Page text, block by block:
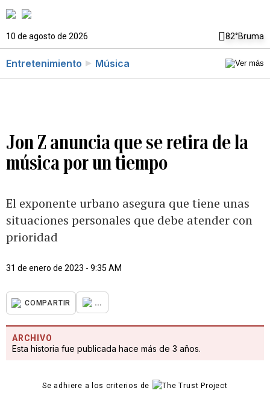
10 de agosto de 2026 82°Bruma
Entretenimiento Música
Jon Z anuncia que se retira de la
música por un tiempo
El exponente urbano asegura que tiene unas
situaciones personales que debe atender con
prioridad
31 de enero de 2023 - 9:35 AM
COMPARTIR ...
ARCHIVO
Esta historia fue publicada hace más de 3 años.
Se adhiere a los criterios de